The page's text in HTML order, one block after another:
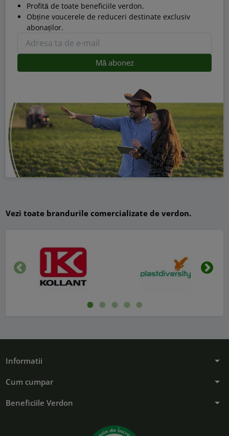
Profită de toate beneficiile verdon.
Obține voucerele de reduceri destinate exclusiv
abonaților.
Vezi toate brandurile comercializate de verdon.
Inapoi
Informatii arrow_drop_down
Cum cumpar arrow_drop_down
Beneficiile Verdon arrow_drop_down